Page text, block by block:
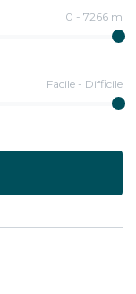
0 - 7266 m
Facile - Difficile